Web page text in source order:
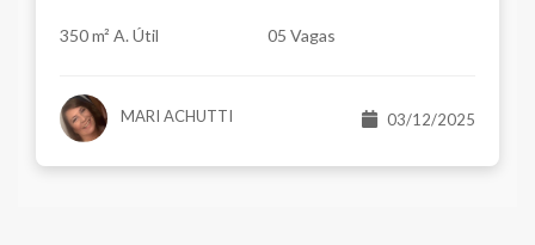
350 m² A. Útil 05 Vagas
MARI ACHUTTI 03/12/2025